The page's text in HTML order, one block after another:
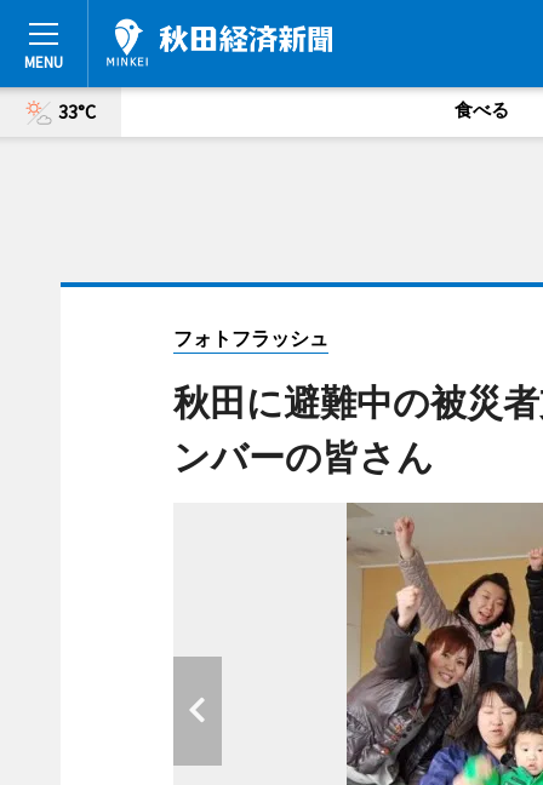
33°C 食べる
フォトフラッシュ
秋田に避難中の被災
ンバーの皆さん